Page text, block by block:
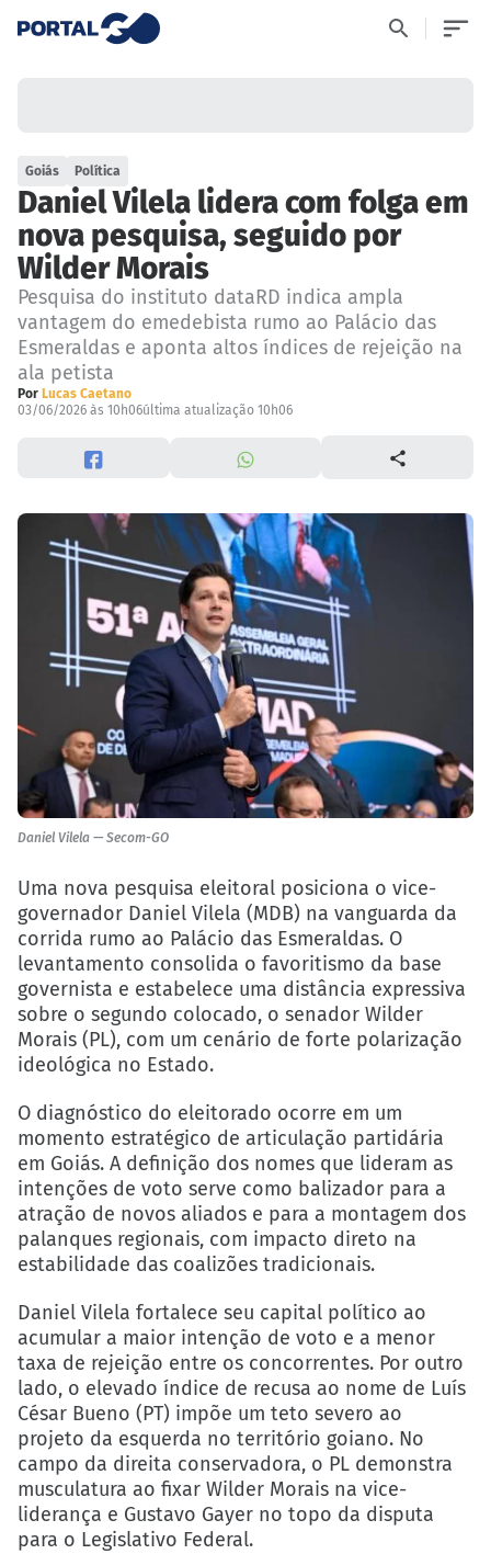
Goiás Política
Daniel Vilela lidera com folga em
nova pesquisa, seguido por
Wilder Morais
Pesquisa do instituto dataRD indica ampla
vantagem do emedebista rumo ao Palácio das
Esmeraldas e aponta altos índices de rejeição na
ala petista
Por Lucas Caetano
03/06/2026 às 10h06última atualização 10h06
Daniel Vilela — Secom-GO
Uma nova pesquisa eleitoral posiciona o vice-
governador Daniel Vilela (MDB) na vanguarda da
corrida rumo ao Palácio das Esmeraldas. O
levantamento consolida o favoritismo da base
governista e estabelece uma distância expressiva
sobre o segundo colocado, o senador Wilder
Morais (PL), com um cenário de forte polarização
ideológica no Estado.
O diagnóstico do eleitorado ocorre em um
momento estratégico de articulação partidária
em Goiás. A definição dos nomes que lideram as
intenções de voto serve como balizador para a
atração de novos aliados e para a montagem dos
palanques regionais, com impacto direto na
estabilidade das coalizões tradicionais.
Daniel Vilela fortalece seu capital político ao
acumular a maior intenção de voto e a menor
taxa de rejeição entre os concorrentes. Por outro
lado, o elevado índice de recusa ao nome de Luís
César Bueno (PT) impõe um teto severo ao
projeto da esquerda no território goiano. No
campo da direita conservadora, o PL demonstra
musculatura ao fixar Wilder Morais na vice-
liderança e Gustavo Gayer no topo da disputa
para o Legislativo Federal.